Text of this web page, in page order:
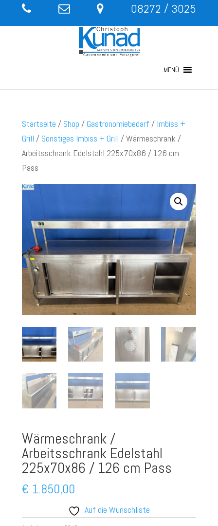
08272 / 3025
MENÜ
Startseite / Shop /Gastronomiebedarf / Imbiss +
Grill / Sonstiges Imbiss + Grill / Wärmeschrank /
Arbeitsschrank Edelstahl 225x70x86 / 126 cm
Pass
Wärmeschrank /
Arbeitsschrank Edelstahl
225x70x86 / 126 cm Pass
€ 1.850,00
Auf die Wunschliste